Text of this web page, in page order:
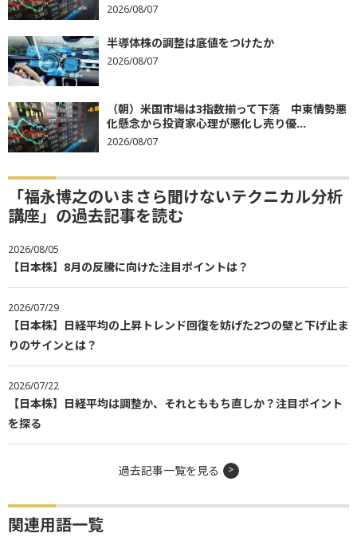
2026/08/07
半導体株の調整は底値をつけたか
2026/08/07
（朝）米国市場は3指数揃って下落 中東情勢悪
化懸念から投資家心理が悪化し売り優...
2026/08/07
「福永博之のいまさら聞けないテクニカル分析
講座」の過去記事を読む
2026/08/05
【日本株】8月の反騰に向けた注目ポイントは？
2026/07/29
【日本株】日経平均の上昇トレンド回復を妨げた2つの壁と下げ止ま
りのサインとは？
2026/07/22
【日本株】日経平均は調整か、それとももち直しか？注目ポイント
を探る
過去記事一覧を見る
関連用語一覧